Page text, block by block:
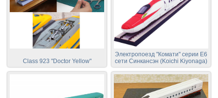
Class 923 "Doctor Yellow"
Электропоезд "Комати" серии E6
сети Синкансэн (Koichi Kiyonaga)